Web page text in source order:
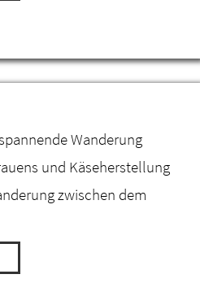
Wanderung
und Käseherstellung
zwischen dem